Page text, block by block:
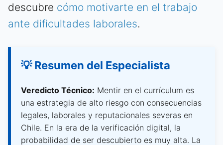
descubre cómo motivarte en el trabajo
ante dificultades laborales.
💡 Resumen del Especialista
Veredicto Técnico: Mentir en el currículum es
una estrategia de alto riesgo con consecuencias
legales, laborales y reputacionales severas en
Chile. En la era de la verificación digital, la
probabilidad de ser descubierto es muy alta. La